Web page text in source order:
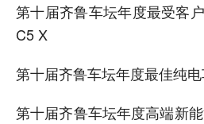
第十届齐鲁车坛年度最受客
C5 X
第十届齐鲁车坛年度最佳纯
第十届齐鲁车坛年度高端新